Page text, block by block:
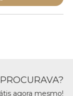
agora mesmo!